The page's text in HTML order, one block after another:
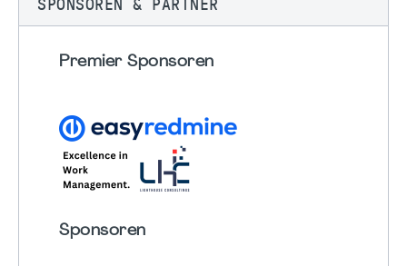
SPONSOREN & PARTNER
Premier Sponsoren
Sponsoren